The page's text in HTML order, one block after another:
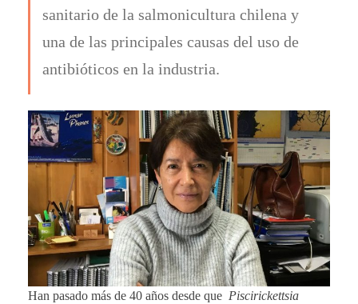
sanitario de la salmonicultura chilena y
una de las principales causas del uso de
antibióticos en la industria.
Han pasado más de 40 años desde que Piscirickettsia